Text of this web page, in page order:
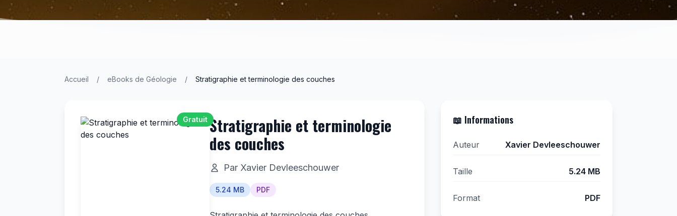
Accueil / eBooks de Géologie / Stratigraphie et terminologie des couches
Gratuit Stratigraphie et terminologie
des couches
Par Xavier Devleeschouwer
5.24 MB PDF
📖 Informations
Auteur Xavier Devleeschouwer
Taille 5.24 MB
Format PDF